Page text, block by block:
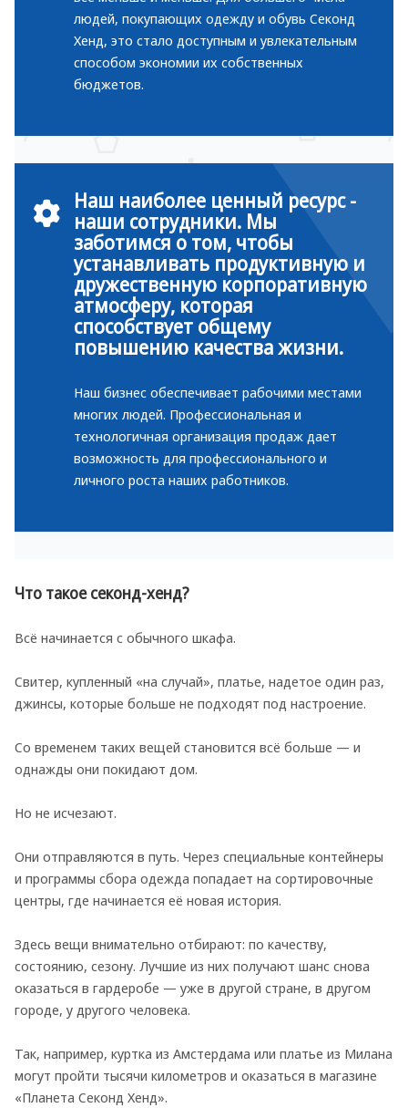
людей, покупающих одежду и обувь Секонд
Хенд, это стало доступным и увлекательным
способом экономии их собственных
бюджетов.
Наш наиболее ценный ресурс -
наши сотрудники. Мы
заботимся о том, чтобы
устанавливать продуктивную и
дружественную корпоративную
атмосферу, которая
способствует общему
повышению качества жизни.
Наш бизнес обеспечивает рабочими местами
многих людей. Профессиональная и
технологичная организация продаж дает
возможность для профессионального и
личного роста наших работников.
Что такое секонд-хенд?
Всё начинается с обычного шкафа.
Свитер, купленный «на случай», платье, надетое один раз,
джинсы, которые больше не подходят под настроение.
Со временем таких вещей становится всё больше — и
однажды они покидают дом.
Но не исчезают.
Они отправляются в путь. Через специальные контейнеры
и программы сбора одежда попадает на сортировочные
центры, где начинается её новая история.
Здесь вещи внимательно отбирают: по качеству,
состоянию, сезону. Лучшие из них получают шанс снова
оказаться в гардеробе — уже в другой стране, в другом
городе, у другого человека.
Так, например, куртка из Амстердама или платье из Милана
могут пройти тысячи километров и оказаться в магазине
«Планета Секонд Хенд».